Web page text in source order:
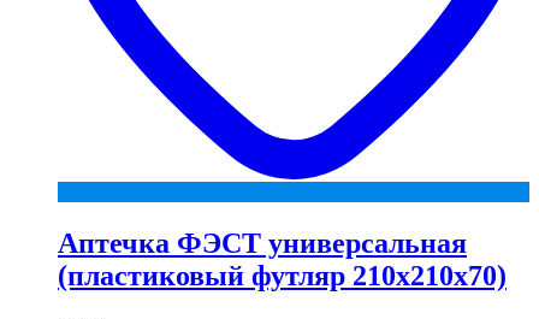
Аптечка ФЭСТ универсальная
(пластиковый футляр 210х210х70)